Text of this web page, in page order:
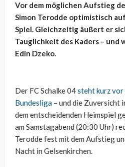
Vor dem möglichen Aufstieg
Simon Terodde optimistisch
Spiel. Gleichzeitig äußert er
Tauglichkeit des Kaders – und
Edin Dzeko.
Der FC Schalke 04steht kurz vor
Bundesliga – und die Zuversicht
dem entscheidenden Heimspiel
am Samstagabend (20:30 Uhr)
Terodde fest mit dem Aufstieg
Nacht in Gelsenkirchen.